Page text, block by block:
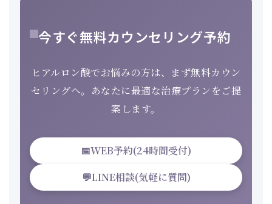
今すぐ無料カウンセリング予約
ヒアルロン酸でお悩みの方は、まず無料カウン
セリングへ。あなたに最適な治療プランをご提
案します。
📅WEB予約(24時間受付)
💬LINE相談(気軽に質問)